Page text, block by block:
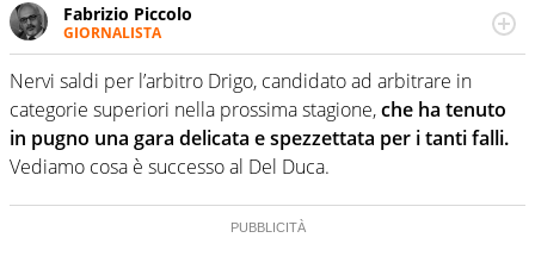
Fabrizio Piccolo
GIORNALISTA
Nella sua carriera ha seguito numerose manifestazioni
sportive e collaborato con agenzie e testate. Esperienza,
competenza, conoscenza e memoria storica. Si occupa
prevalentemente di calcio
Nervi saldi per l’arbitro Drigo, candidato ad arbitrare in
categorie superiori nella prossima stagione,che ha tenuto
in pugno una gara delicata e spezzettata per i tanti falli.
Vediamo cosa è successo al Del Duca.